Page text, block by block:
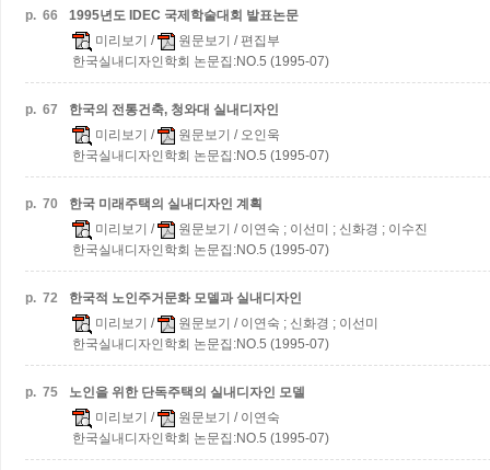
p. 66
1995년도 IDEC 국제학술대회 발표논문
미리보기 / 원문보기 / 편집부
한국실내디자인학회 논문집:NO.5 (1995-07)
p. 67
한국의 전통건축, 청와대 실내디자인
미리보기 / 원문보기 / 오인욱
한국실내디자인학회 논문집:NO.5 (1995-07)
p. 70
한국 미래주택의 실내디자인 계획
미리보기 / 원문보기 / 이연숙 ; 이선미 ; 신화경 ; 이수진
한국실내디자인학회 논문집:NO.5 (1995-07)
p. 72
한국적 노인주거문화 모델과 실내디자인
미리보기 / 원문보기 / 이연숙 ; 신화경 ; 이선미
한국실내디자인학회 논문집:NO.5 (1995-07)
p. 75
노인을 위한 단독주택의 실내디자인 모델
미리보기 / 원문보기 / 이연숙
한국실내디자인학회 논문집:NO.5 (1995-07)